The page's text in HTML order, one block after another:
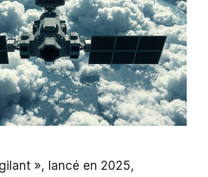
», lancé en 2025,